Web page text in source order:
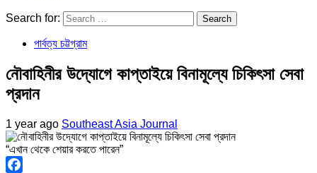
Search for:
পার্বত্য চট্টগ্রাম
নৌবাহিনীর উদ্যোগে কাপ্তাইয়ে বিনামূল্যে চিকিৎসা সেবা
প্রদান
1 year ago Southeast Asia Journal
“এখান থেকে শেয়ার করতে পারেন”